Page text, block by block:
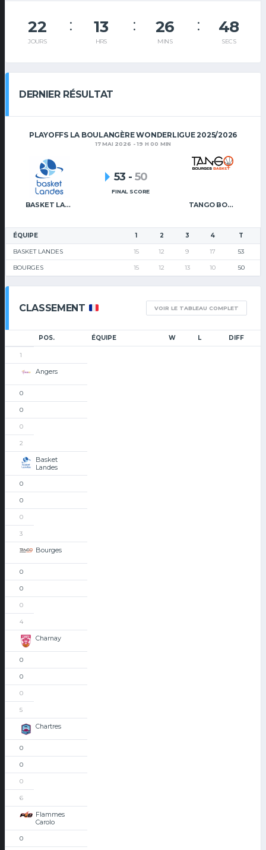
22
JOURS
13
HRS
26
MINS
48
SECS
DERNIER RÉSULTAT
PLAYOFFS LA BOULANGÈRE WONDERLIGUE 2025/2026
17 MAI 2026 - 19 H 00 MIN
BASKET LANDES TANGO BOURGES BASKET
53 - 50
FINAL SCORE
ÉQUIPE 1 2 3 4 T
BASKET LANDES 15 12 9 17 53
BOURGES 15 12 13 10 50
CLASSEMENT VOIR LE TABLEAU COMPLET
POS. ÉQUIPE W L DIFF
1
Angers
0
0
0
2
Basket
Landes
0
0
0
3
Bourges
0
0
0
4
Charnay
0
0
0
5
Chartres
0
0
0
6
Flammes
Carolo
0